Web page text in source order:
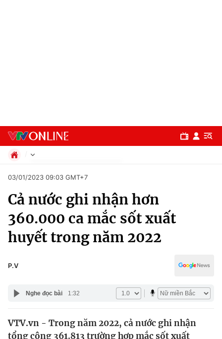
Chuyên mục
Chính trị
Xã hội
Pháp luật
Thể thao
Truyền hình
Văn hóa - Giải trí
Giáo dục
03/01/2023 09:03 GMT+7
Cả nước ghi nhận hơn
360.000 ca mắc sốt xuất
huyết trong năm 2022
P.V
Nghe đọc bài 1:32
VTV.vn - Trong năm 2022, cả nước ghi nhận
tổng cộng 361.813 trường hợp mắc sốt xuất